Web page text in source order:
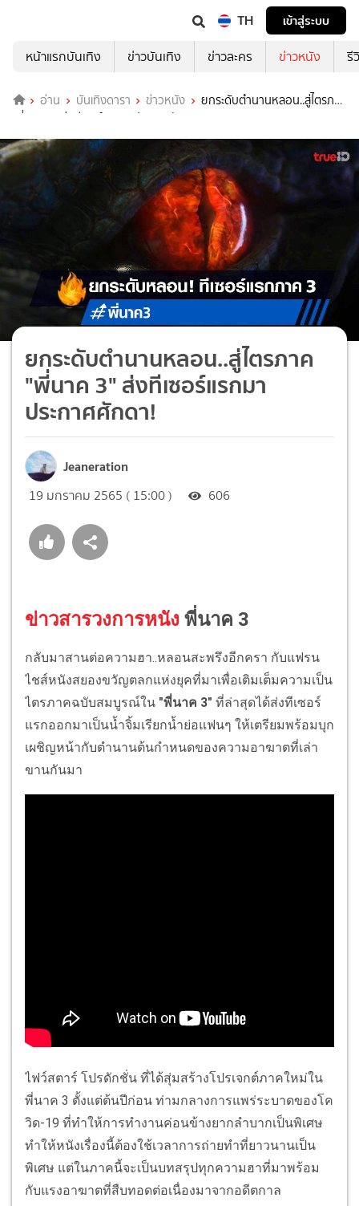
TH
เข้าสู่ระบบ
หน้าแรกบันเทิง
ข่าวบันเทิง ข่าวละคร ข่าวหนัง รี
อ่าน บันเทิงดารา ข่าวหนัง
ยกระดับตำนานหลอน..สู่ไตรภาค
"พี่นาค 3" ส่งทีเซอร์แรกมาประกาศศักดา!
ยกระดับตำนานหลอน..สู่ไตรภาค
"พี่นาค 3" ส่งทีเซอร์แรกมา
ประกาศศักดา!
Jeaneration
19 มกราคม 2565 ( 15:00 ) 606
ข่าวสารวงการหนัง พี่นาค 3
กลับมาสานต่อความฮา..หลอนสะพรึงอีกครา กับแฟรน
ไชส์หนังสยองขวัญตลกแห่งยุคที่มาเพื่อเติมเต็มความเป็น
ไตรภาคฉบับสมบูรณ์ใน "พี่นาค 3" ที่ล่าสุดได้ส่งทีเซอร์
แรกออกมาเป็นน้ำจิ้มเรียกน้ำย่อแฟนๆ ให้เตรียมพร้อมบุก
เผชิญหน้ากับตำนานต้นกำหนดของความอาฆาตที่เล่า
ขานกันมา
ไฟว์สตาร์ โปรดักชั่น ที่ได้สุ่มสร้างโปรเจกต์ภาคใหม่ใน
พี่นาค 3 ตั้งแต่ต้นปีก่อน ท่ามกลางการแพร่ระบาดของโค
วิด-19 ที่ทำให้การทำงานค่อนข้างยากลำบากเป็นพิเศษ
ทำให้หนังเรื่องนี้ต้องใช้เวลาการถ่ายทำที่ยาวนานเป็น
พิเศษ แต่ในภาคนี้จะเป็นบทสรุปทุกความฮาที่มาพร้อม
กับแรงอาฆาตที่สืบทอดต่อเนื่องมาจากอดีตกาล